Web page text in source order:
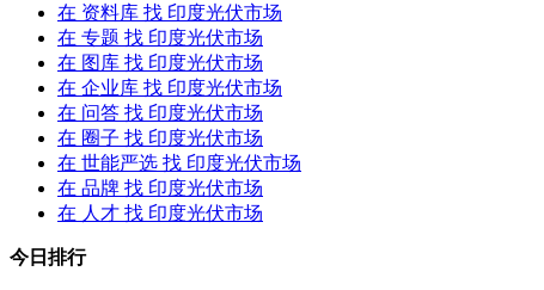
在 资料库 找 印度光伏市场
在 专题 找 印度光伏市场
在 图库 找 印度光伏市场
在 企业库 找 印度光伏市场
在 问答 找 印度光伏市场
在 圈子 找 印度光伏市场
在 世能严选 找 印度光伏市场
在 品牌 找 印度光伏市场
在 人才 找 印度光伏市场
今日排行